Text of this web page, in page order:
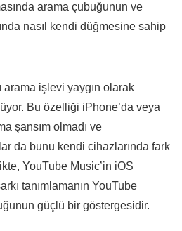
arama çubuğunun ve
nasıl kendi düğmesine sahip
arama işlevi yaygın olarak
Bu özelliği iPhone’da veya
şansım olmadı ve
da bunu kendi cihazlarında fark
YouTube Music’in iOS
tanımlamanın YouTube
güçlü bir göstergesidir.